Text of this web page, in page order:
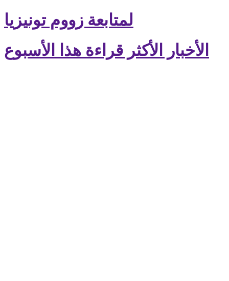
لمتابعة زووم تونيزيا
الأخبار الأكثر قراءة هذا الأسبوع